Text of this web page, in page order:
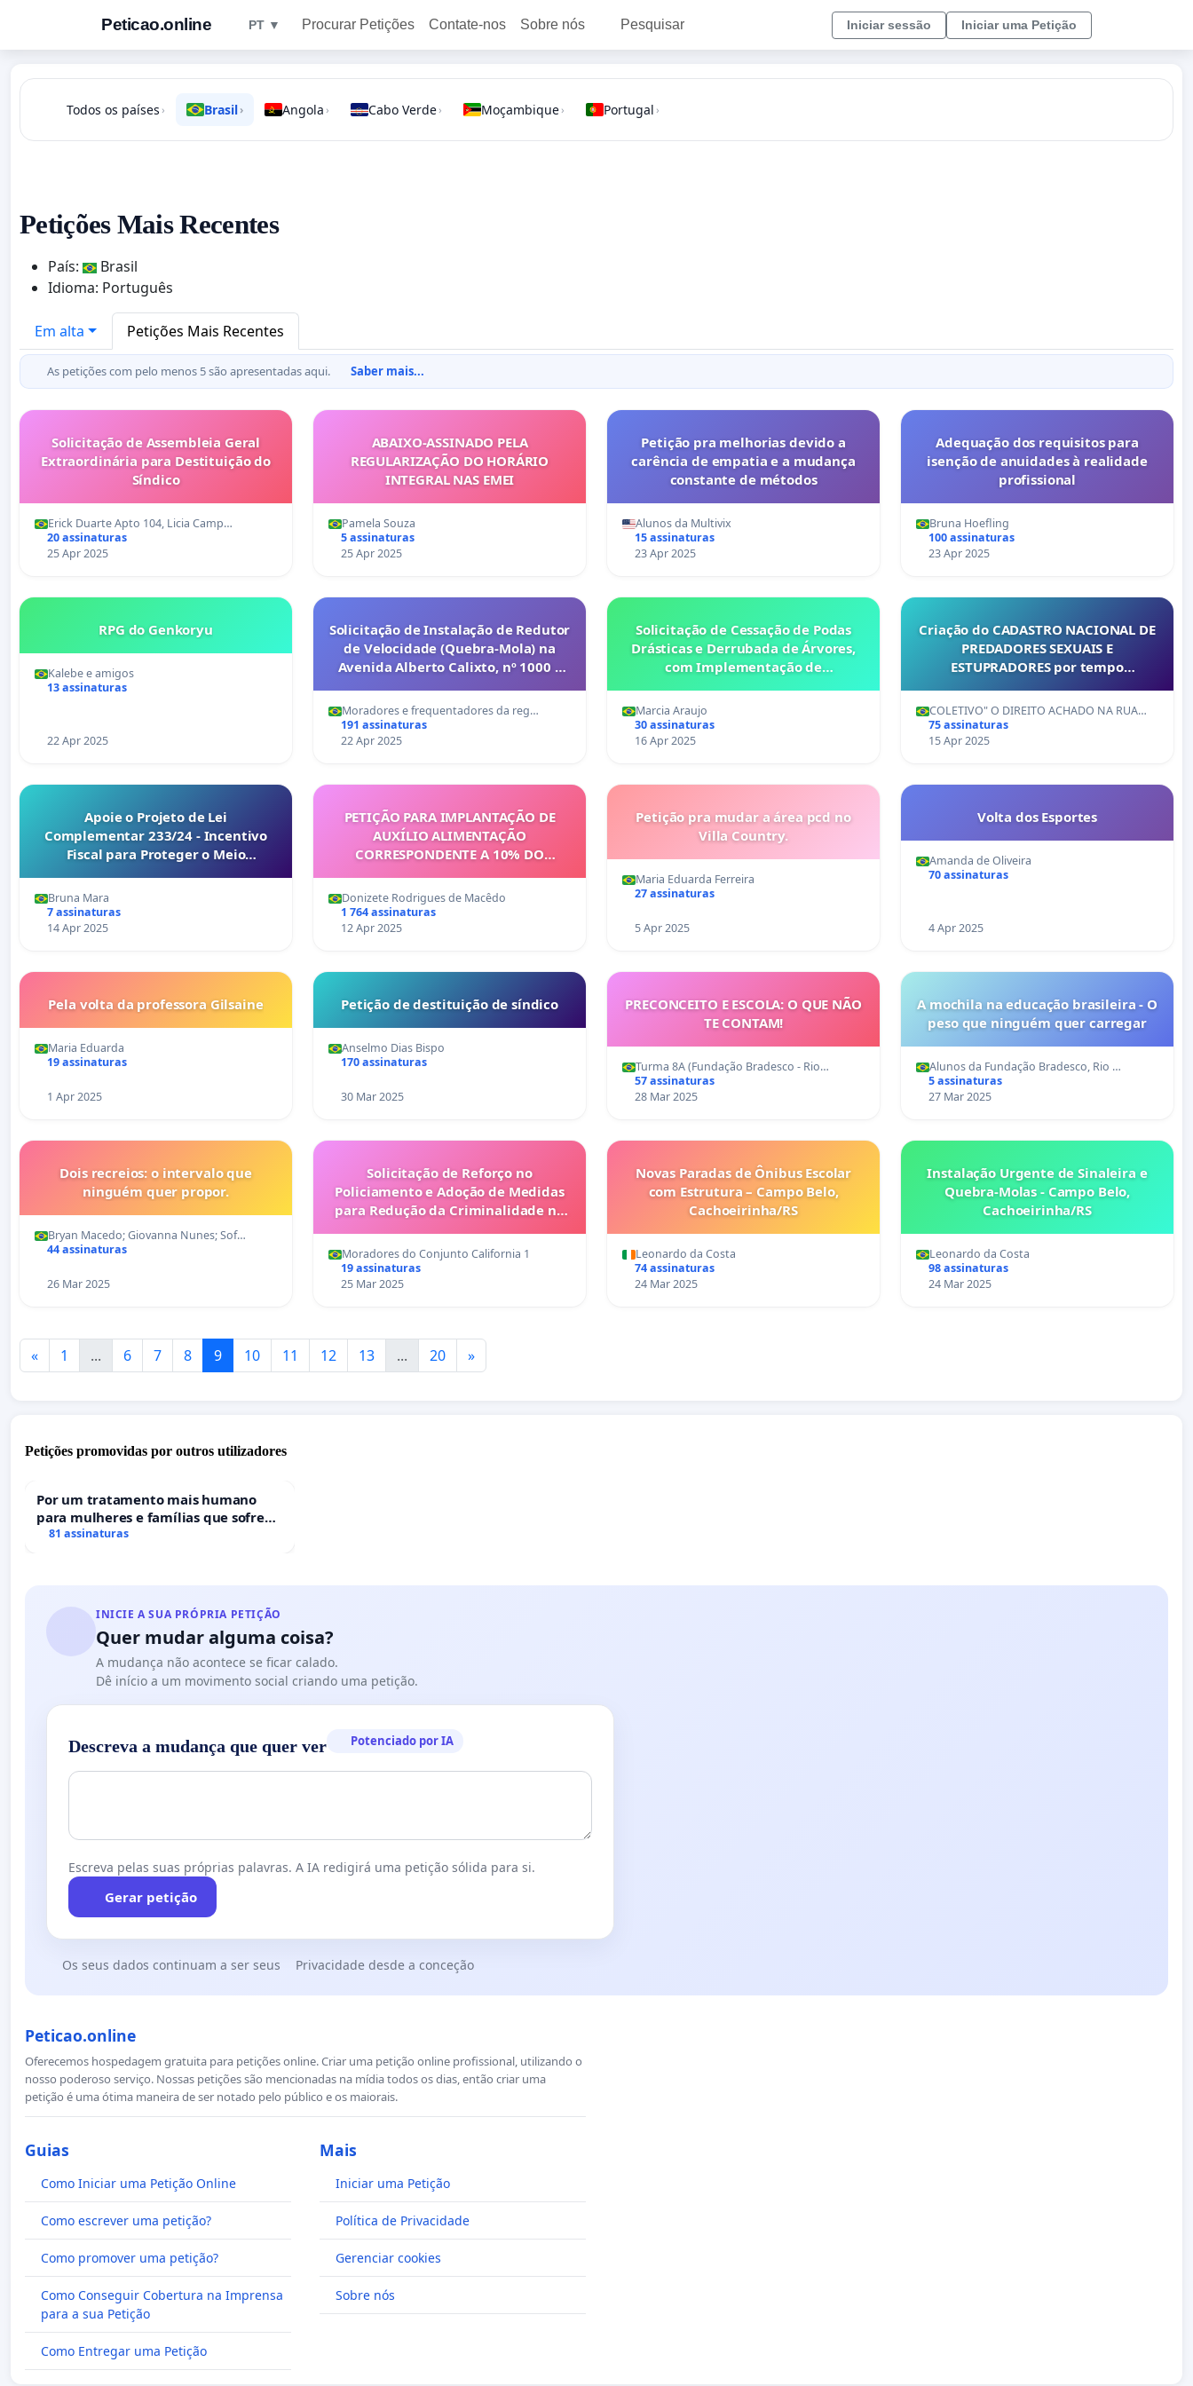
Peticao.online PT ▼ Procurar Petições Contate-nos Sobre nós Pesquisar Iniciar sessão Iniciar uma Petição
Todos os países › Brasil› Angola › Cabo Verde› Moçambique› Portugal ›
Petições Mais Recentes
País:
Brasil
Idioma: Português
Em alta Petições Mais Recentes
As petições com pelo menos 5 são apresentadas aqui. Saber mais...
Solicitação de Assembleia Geral
Extraordinária para Destituição do
Síndico
Erick Duarte Apto 104, Licia Camp…
20 assinaturas
25 Apr 2025
ABAIXO-ASSINADO PELA
REGULARIZAÇÃO DO HORÁRIO
INTEGRAL NAS EMEI
Pamela Souza
5 assinaturas
25 Apr 2025
Petição pra melhorias devido a
carência de empatia e a mudança
constante de métodos
Alunos da Multivix
15 assinaturas
23 Apr 2025
Adequação dos requisitos para
isenção de anuidades à realidade
profissional
Bruna Hoefling
100 assinaturas
23 Apr 2025
RPG do Genkoryu
Kalebe e amigos
13 assinaturas
22 Apr 2025
Solicitação de Instalação de Redutor
de Velocidade (Quebra-Mola) na
Avenida Alberto Calixto, nº 1000 –
Moradores e frequentadores da reg…
191 assinaturas
22 Apr 2025
Solicitação de Cessação de Podas
Drásticas e Derrubada de Árvores,
com Implementação de
Espécies Nativas da Mata Atlântica.
Marcia Araujo
30 assinaturas
16 Apr 2025
Criação do CADASTRO NACIONAL DE
PREDADORES SEXUAIS E
ESTUPRADORES por tempo
COLETIVO" O DIREITO ACHADO NA RUA…
75 assinaturas
15 Apr 2025
Apoie o Projeto de Lei
Complementar 233/24 - Incentivo
Fiscal para Proteger o Meio
Bruna Mara
7 assinaturas
14 Apr 2025
PETIÇÃO PARA IMPLANTAÇÃO DE
AUXÍLIO ALIMENTAÇÃO
CORRESPONDENTE A 10% DO
MUNICIPAL DE PETROLINA-PE
Donizete Rodrigues de Macêdo
1 764 assinaturas
12 Apr 2025
Petição pra mudar a área pcd no
Villa Country.
Maria Eduarda Ferreira
27 assinaturas
5 Apr 2025
Volta dos Esportes
Amanda de Oliveira
70 assinaturas
4 Apr 2025
Pela volta da professora Gilsaine
Maria Eduarda
19 assinaturas
1 Apr 2025
Petição de destituição de síndico
Anselmo Dias Bispo
170 assinaturas
30 Mar 2025
PRECONCEITO E ESCOLA: O QUE NÃO
TE CONTAM!
Turma 8A (Fundação Bradesco - Rio…
57 assinaturas
28 Mar 2025
A mochila na educação brasileira - O
peso que ninguém quer carregar
Alunos da Fundação Bradesco, Rio …
5 assinaturas
27 Mar 2025
Dois recreios: o intervalo que
ninguém quer propor.
Bryan Macedo; Giovanna Nunes; Sof…
44 assinaturas
26 Mar 2025
Solicitação de Reforço no
Policiamento e Adoção de Medidas
para Redução da Criminalidade no
- MG
Moradores do Conjunto California 1
19 assinaturas
25 Mar 2025
Novas Paradas de Ônibus Escolar
com Estrutura – Campo Belo,
Cachoeirinha/RS
Leonardo da Costa
74 assinaturas
24 Mar 2025
Instalação Urgente de Sinaleira e
Quebra-Molas - Campo Belo,
Cachoeirinha/RS
Leonardo da Costa
98 assinaturas
24 Mar 2025
« 1 ... 6 7 8 9 10 11 12 13 ... 20 »
Petições promovidas por outros utilizadores
Por um tratamento mais humano
para mulheres e famílias que sofrem
uma perda gestacional nos hospitais
81 assinaturas
INICIE A SUA PRÓPRIA PETIÇÃO
Quer mudar alguma coisa?
A mudança não acontece se ficar calado.
Dê início a um movimento social criando uma petição.
Descreva a mudança que quer ver Potenciado por IA
Escreva pelas suas próprias palavras. A IA redigirá uma petição sólida para si.
Gerar petição
Os seus dados continuam a ser seus Privacidade desde a conceção
Peticao.online
Oferecemos hospedagem gratuita para petições online. Criar uma petição online profissional, utilizando o
nosso poderoso serviço. Nossas petições são mencionadas na mídia todos os dias, então criar uma
petição é uma ótima maneira de ser notado pelo público e os maiorais.
Guias
Como Iniciar uma Petição Online
Como escrever uma petição?
Como promover uma petição?
Como Conseguir Cobertura na Imprensa
para a sua Petição
Como Entregar uma Petição
Mais
Iniciar uma Petição
Política de Privacidade
Gerenciar cookies
Sobre nós